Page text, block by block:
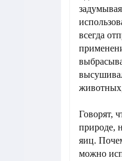
всегда
Говорят,
природе,
яиц.
можно